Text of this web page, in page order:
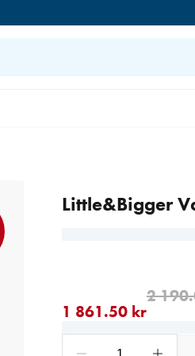
Little&Bigger
1 861.50 kr
nåværende pris 1
2
opprinnelig pris 2